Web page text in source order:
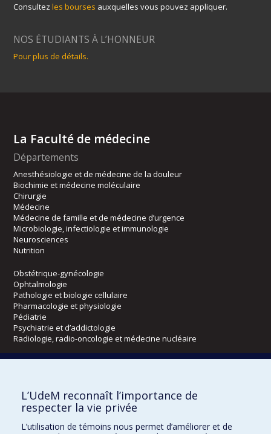
Consultezles bourses auxquelles vous pouvez appliquer.
NOS ÉTUDIANTS À L’HONNEUR
Pour plus de détails.
La Faculté de médecine
Départements
Anesthésiologie et de médecine de la douleur
Biochimie et médecine moléculaire
Chirurgie
Médecine
Médecine de famille et de médecine d’urgence
Microbiologie, infectiologie et immunologie
Neurosciences
Nutrition
Obstétrique-gynécologie
Ophtalmologie
Pathologie et biologie cellulaire
Pharmacologie et physiologie
Pédiatrie
Psychiatrie et d’addictologie
Radiologie, radio-oncologie et médecine nucléaire
Kinésiologie et des sciences de l’activité physique
Orthophonie et audiologie
L’UdeM reconnaît l’importance de
respecter la vie privée
L’utilisation de témoins nous permet d’améliorer et de